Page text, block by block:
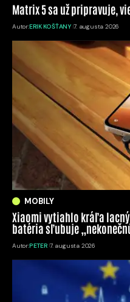
Matrix 5 sa už pripravuje,
Autor:ERIK KOŠŤANY 7. augusta 2026
MOBILY
Xiaomi vytiahlo kráľa
batéria sľubuje
Autor:PETER 7. augusta 2026